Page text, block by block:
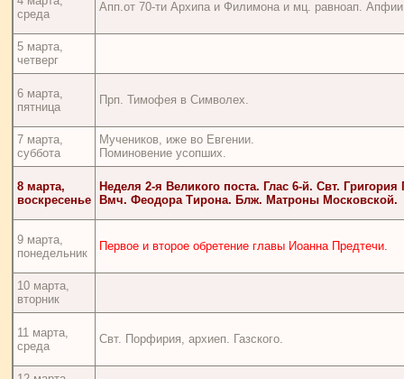
среда
Апп.от 70-ти Архипа и Филимона и мц. равноап.
5 марта,
четверг
6 марта,
пятница
Прп. Тимофея в Символех.
7 марта,
суббота
Мучеников, иже во Евгении.
Поминовение усопших.
8 марта,
воскресенье
Неделя 2-я Великого поста. Глас 6-й. Свт.
Вмч. Феодора Тирона. Блж. Матроны Московской.
9 марта,
понедельник
Первое и второе обретение главы Иоанна Предтечи.
10 марта,
вторник
11 марта,
среда
Свт. Порфирия, архиеп. Газского.